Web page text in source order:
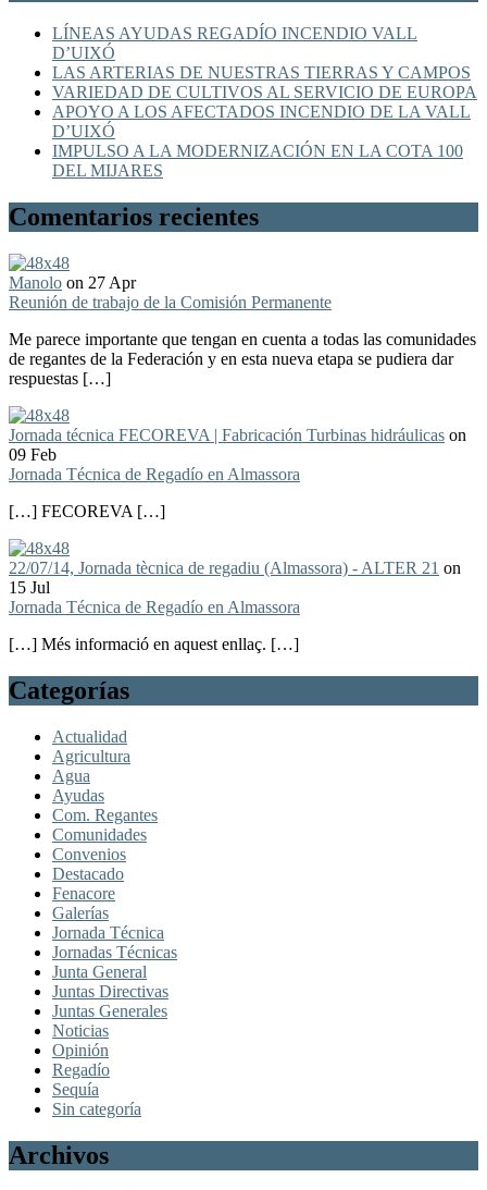
LÍNEAS AYUDAS REGADÍO INCENDIO VALL
D’UIXÓ
LAS ARTERIAS DE NUESTRAS TIERRAS Y CAMPOS
VARIEDAD DE CULTIVOS AL SERVICIO DE EUROPA
APOYO A LOS AFECTADOS INCENDIO DE LA VALL
D’UIXÓ
IMPULSO A LA MODERNIZACIÓN EN LA COTA 100
DEL MIJARES
Comentarios recientes
Manolo on 27 Apr
Reunión de trabajo de la Comisión Permanente
Me parece importante que tengan en cuenta a todas las comunidades
de regantes de la Federación y en esta nueva etapa se pudiera dar
respuestas […]
Jornada técnica FECOREVA | Fabricación Turbinas hidráulicas on
09 Feb
Jornada Técnica de Regadío en Almassora
[…] FECOREVA […]
22/07/14, Jornada tècnica de regadiu (Almassora) - ALTER 21 on
15 Jul
Jornada Técnica de Regadío en Almassora
[…] Més informació en aquest enllaç. […]
Categorías
Actualidad
Agricultura
Agua
Ayudas
Com. Regantes
Comunidades
Convenios
Destacado
Fenacore
Galerías
Jornada Técnica
Jornadas Técnicas
Junta General
Juntas Directivas
Juntas Generales
Noticias
Opinión
Regadío
Sequía
Sin categoría
Archivos